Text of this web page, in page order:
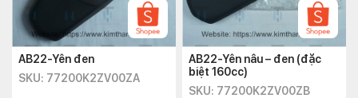
AB22-Yên đen
SKU: 77200K2ZV00ZA
AB22-Yên nâu – đen (đặc
biệt 160cc)
SKU: 77200K2ZV00ZB